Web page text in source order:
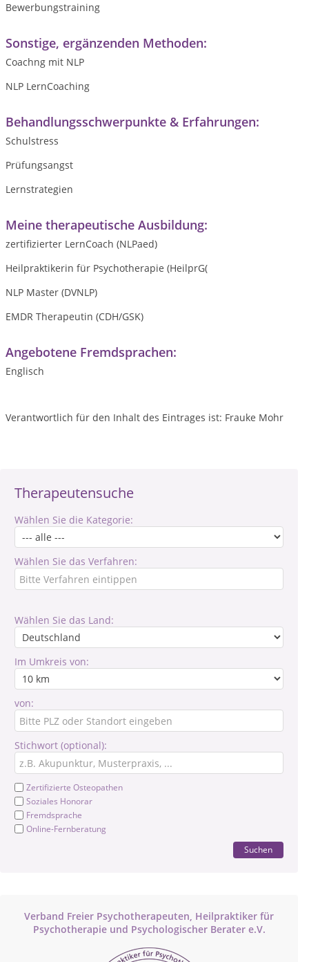
Therapeutensuche
Wählen Sie die Kategorie:
Wählen Sie das Verfahren:
Wählen Sie das Land:
Im Umkreis von:
von:
Stichwort (optional):
Zertifizierte Osteopathen
Soziales Honorar
Fremdsprache
Online-Fernberatung
Suchen
Verband Freier Psychotherapeuten, Heilpraktiker für
Psychotherapie und Psychologischer Berater e.V.
Bewerbungstraining
Sonstige, ergänzenden Methoden:
Coachng mit NLP
NLP LernCoaching
Behandlungsschwerpunkte & Erfahrungen:
Schulstress
Prüfungsangst
Lernstrategien
Meine therapeutische Ausbildung:
zertifizierter LernCoach (NLPaed)
Heilpraktikerin für Psychotherapie (HeilprG(
NLP Master (DVNLP)
EMDR Therapeutin (CDH/GSK)
Angebotene Fremdsprachen:
Englisch
Verantwortlich für den Inhalt des Eintrages ist: Frauke Mohr